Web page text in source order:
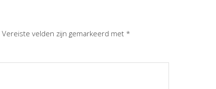
Vereiste velden zijn gemarkeerd met *